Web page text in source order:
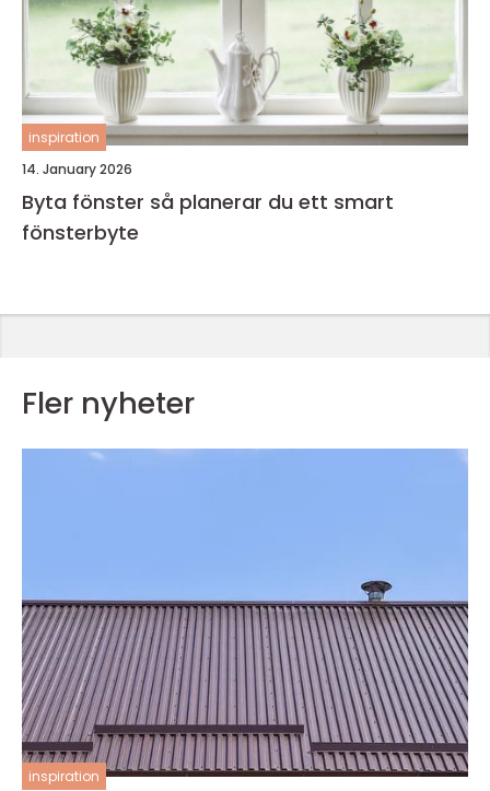
inspiration
14. January 2026
Byta fönster så planerar du ett smart
fönsterbyte
Fler nyheter
inspiration